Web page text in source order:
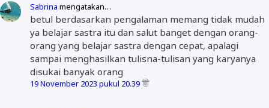
Sabrina mengatakan…
betul berdasarkan pengalaman memang tidak mudah
ya belajar sastra itu dan salut banget dengan orang-
orang yang belajar sastra dengan cepat, apalagi
sampai menghasilkan tulisna-tulisan yang karyanya
disukai banyak orang
19 November 2023 pukul 20.39